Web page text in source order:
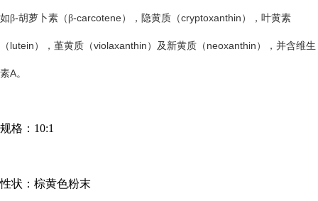
如β-胡萝卜素（β-carcotene），隐黄质（cryptoxanthin ），叶黄素
（ lutein ），堇黄质（violaxanthin ）及新黄质（ neoxanthin ），并含维生
素A。
规格： 10:1
性状：棕黄色粉末